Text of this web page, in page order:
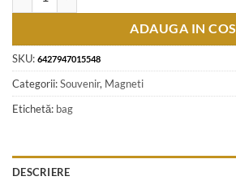
ADAUGA IN COS
SKU: 6427947015548
Categorii:Souvenir, Magneti
Etichetă: bag
DESCRIERE